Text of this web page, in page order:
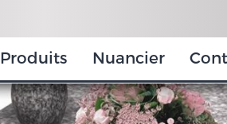
Produits Nuancier